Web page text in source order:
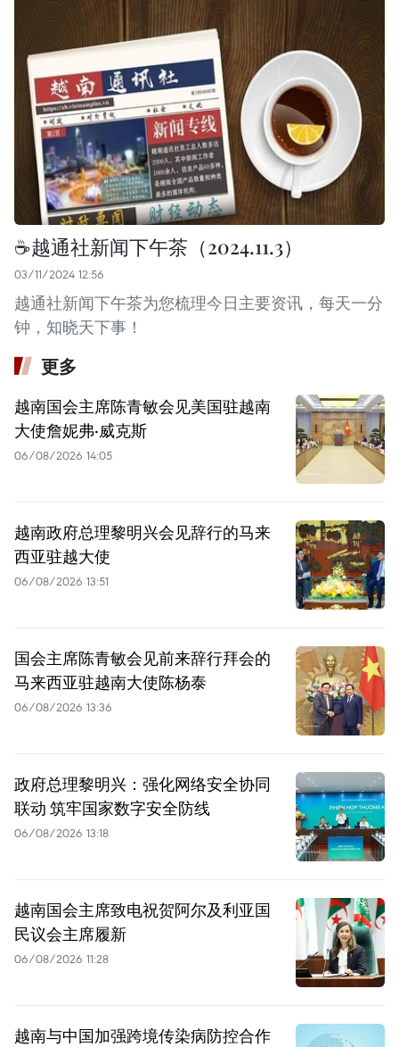
☕️越通社新闻下午茶（2024.11.3）
03/11/2024 12:56
越通社新闻下午茶为您梳理今日主要资讯，每天一分
钟，知晓天下事！
更多
越南国会主席陈青敏会见美国驻越南
大使詹妮弗·威克斯
06/08/2026 14:05
越南政府总理黎明兴会见辞行的马来
西亚驻越大使
06/08/2026 13:51
国会主席陈青敏会见前来辞行拜会的
马来西亚驻越南大使陈杨泰
06/08/2026 13:36
政府总理黎明兴：强化网络安全协同
联动 筑牢国家数字安全防线
06/08/2026 13:18
越南国会主席致电祝贺阿尔及利亚国
民议会主席履新
06/08/2026 11:28
越南与中国加强跨境传染病防控合作